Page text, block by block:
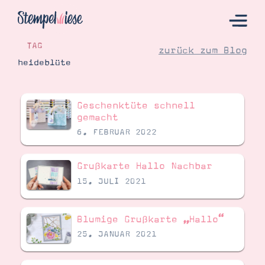
Hier Starten
Katalog
Bestellen
TAG
heideblüte
zurück zum Blog
Geschenktüte schnell
gemacht
6. FEBRUAR 2022
Grußkarte Hallo Nachbar
15. JULI 2021
Blumige Grußkarte „Hallo“
25. JANUAR 2021